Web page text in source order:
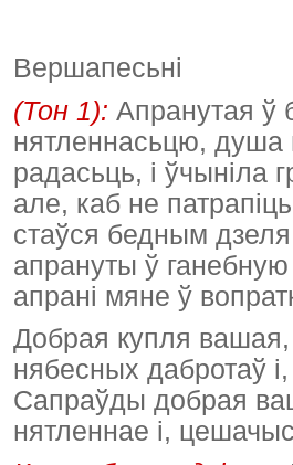
Вершапесьні
(Тон 1): Апранутая ў
нятленнасьцю, душа
радасьць, і ўчыніла
але, каб не
стаўся бедным
апрануты ў
апрані мяне ў
Добрая купля
нябесных дабротаў
Сапраўды добрая
нятленнае і,